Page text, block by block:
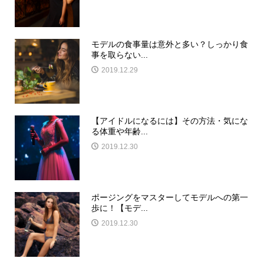
モデルの食事量は意外と多い？しっかり食
事を取らない...
2019.12.29
【アイドルになるには】その方法・気にな
る体重や年齢...
2019.12.30
ポージングをマスターしてモデルへの第一
歩に！【モデ...
2019.12.30